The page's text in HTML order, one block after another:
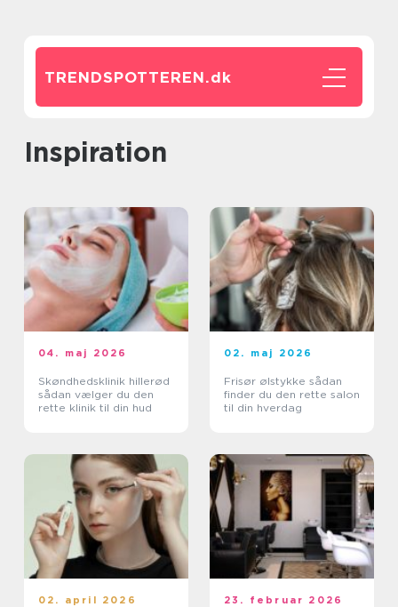
TRENDSPOTTEREN.dk
inspiration
04. maj 2026
Skøndhedsklinik hillerød
sådan vælger du den
rette klinik til din hud
02. maj 2026
Frisør ølstykke sådan
finder du den rette salon
til din hverdag
02. april 2026 23. februar 2026